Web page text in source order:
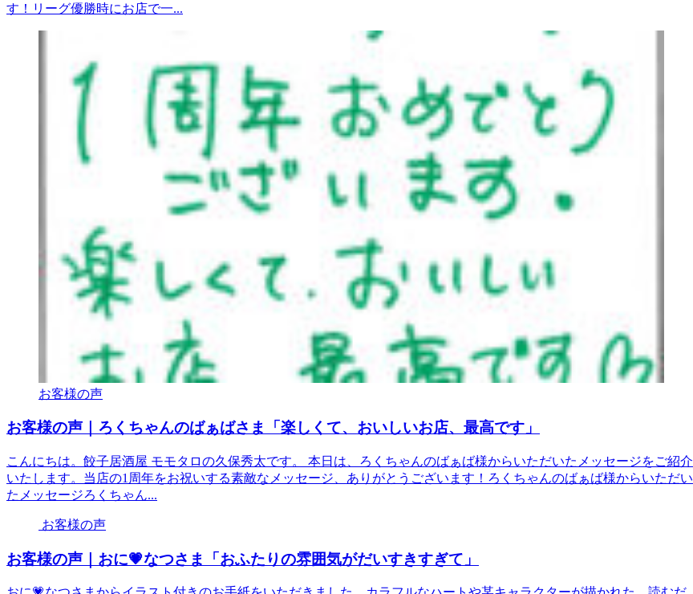
す！リーグ優勝時にお店で一...
お客様の声
お客様の声｜ろくちゃんのばぁばさま「楽しくて、おいしいお店、最高です」
こんにちは。餃子居酒屋 モモタロの久保秀太です。 本日は、ろくちゃんのばぁば様からいただいたメッセージをご紹介
いたします。当店の1周年をお祝いする素敵なメッセージ、ありがとうございます！ろくちゃんのばぁば様からいただい
たメッセージろくちゃん...
お客様の声
お客様の声｜おに💗なつさま「おふたりの雰囲気がだいすきすぎて」